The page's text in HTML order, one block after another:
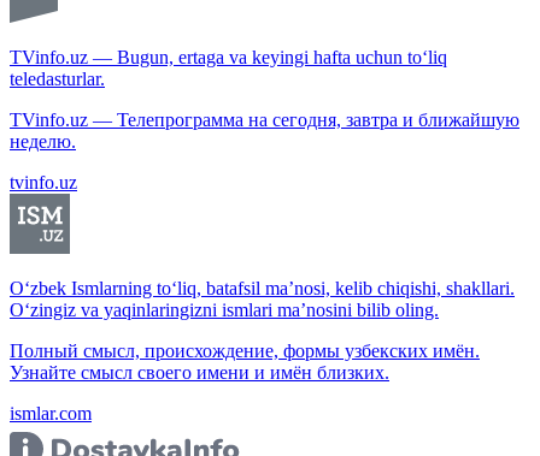
TVinfo.uz — Bugun, ertaga va keyingi hafta uchun to‘liq
teledasturlar.
TVinfo.uz — Телепрограмма на сегодня, завтра и ближайшую
неделю.
tvinfo.uz
O‘zbek Ismlarning to‘liq, batafsil ma’nosi, kelib chiqishi, shakllari.
O‘zingiz va yaqinlaringizni ismlari ma’nosini bilib oling.
Полный смысл, происхождение, формы узбекских имён.
Узнайте смысл своего имени и имён близких.
ismlar.com